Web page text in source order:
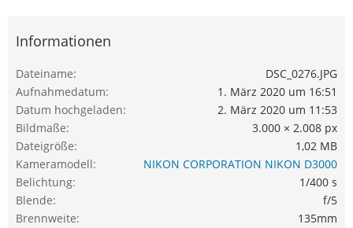
Informationen
Dateiname
DSC_0276.JPG
Aufnahmedatum
1. März 2020 um 16:51
Datum hochgeladen
2. März 2020 um 11:53
Bildmaße
3.000 × 2.008 px
Dateigröße
1,02 MB
Kameramodell
NIKON CORPORATION NIKON D3000
Belichtung
1/400 s
Blende
f/5
Brennweite
135mm